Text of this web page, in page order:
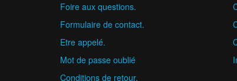
Foire aux questions.
Formulaire de contact.
Etre appelé.
Mot de passe oublié
Conditions de retour.